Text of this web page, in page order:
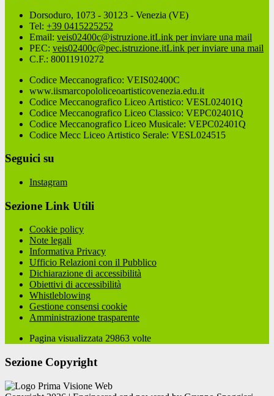
Dorsoduro, 1073 - 30123 - Venezia (VE)
Tel: +39 0415225252
Email: veis02400c@istruzione.itLink per inviare una mail
PEC: veis02400c@pec.istruzione.itLink per inviare una mail
C.F.: 80011910272
Codice Meccanografico: VEIS02400C
www.iismarcopololiceoartisticovenezia.edu.it
Codice Meccanografico Liceo Artistico: VESL02401Q
Codice Meccanografico Liceo Classico: VEPC02401Q
Codice Meccanografico Liceo Musicale: VEPC02401Q
Codice Mecc Liceo Artistico Serale: VESL024515
Seguici su
Instagram
Sezione Link Utili
Cookie policy
Note legali
Informativa Privacy
Ufficio Relazioni con il Pubblico
Dichiarazione di accessibilità
Obiettivi di accessibilità
Whistleblowing
Gestione consensi cookie
Amministrazione trasparente
Pagina visualizzata 29863 volte
Sezione Copyright